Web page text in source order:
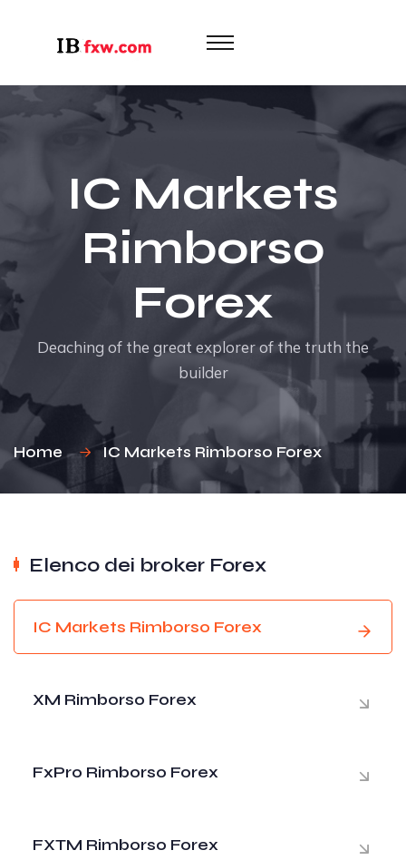
IC Markets
Rimborso
Forex
Deaching of the great explorer of the truth the
builder
Home IC Markets Rimborso Forex
Elenco dei broker Forex
IC Markets Rimborso Forex
XM Rimborso Forex
FxPro Rimborso Forex
FXTM Rimborso Forex